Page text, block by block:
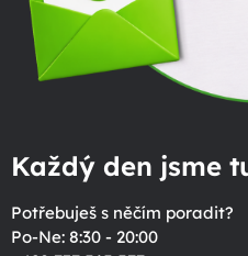
Každý den jsme
Potřebuješ s něčím poradit?
Po-Ne: 8:30 - 20:00